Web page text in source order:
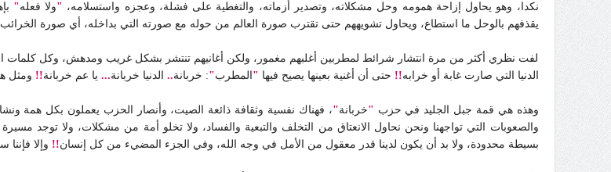
نكدا، وهو يحاول إزاحة همومه وحل مشكلاته، وتصدير أزماته، والتغطية على فشلة، وعجزه واستسلامه، "ولا فعله"
يقذفهم بالوحل ما استطاع، ويحاول تشويههم حتى تقترب صورة العالم من حوله مع صورته التي بداخله، أي صورة الخرائب
لفت نظري أكثر من مرة انتشار شرائط لمطربين أغلبهم مغمور، ولكن أغانيهم تنتشر بشكل غريب ومدهش، وكل كلمات
الدنيا التي صارت غابة أو خرابه!! حتى أن أغنية بعينها يصيح فيها " المطرب": خربانة.. الدنيا خربانة... يا عم خربانة!! ومثل
وهذه هي قمة جبل الجليد في حزب "خربانة"، فهناك نفسية وثقافة ذائعة الصيت، وأنصار الحزب يعملون بكل همة
والصعوبات التي تواجهنا ونحن نحاول الانعتاق من التخلف والتبعية والفساد، ولا تخلو أمة من مشكلات، ولا توجد
بسيطة محدودة، ولا بد أن يكون لدينا قدر معقول من الأمل في وجه الله، وفي الجزء المضيء من كل إنسان!! وإلا